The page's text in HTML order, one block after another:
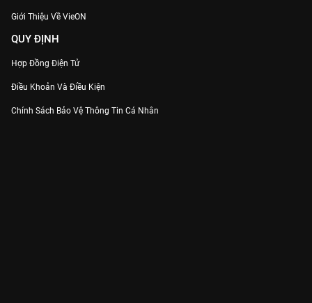
Giới Thiệu Về VieON
QUY ĐỊNH
Hợp Đồng Điện Tử
Điều Khoản Và Điều Kiện
Chính Sách Bảo Vệ Thông Tin Cá Nhân